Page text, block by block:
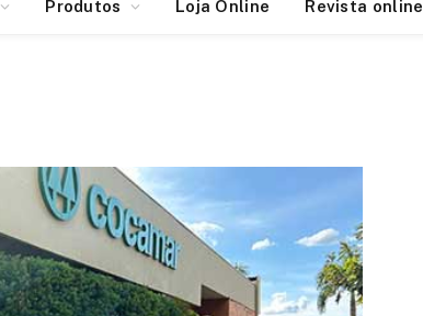
Produtos Loja Online Revista online